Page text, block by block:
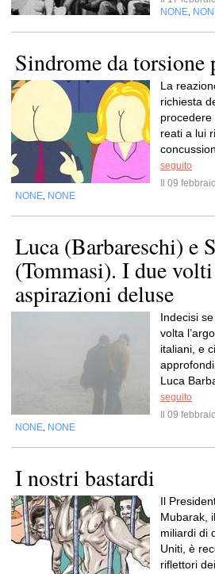
NONE
Sindrome da torsione
La
richiesta
reati a lui
seguito
Il 09
NONE NONE
Luca (Barbareschi) e
(Tommasi). I due
aspirazioni deluse
Indecisi
volta
italiani, e
Luca
seguito
Il 09
NONE NONE
I nostri bastardi
Il
Mubarak,
miliardi di
Uniti, è
riflettori